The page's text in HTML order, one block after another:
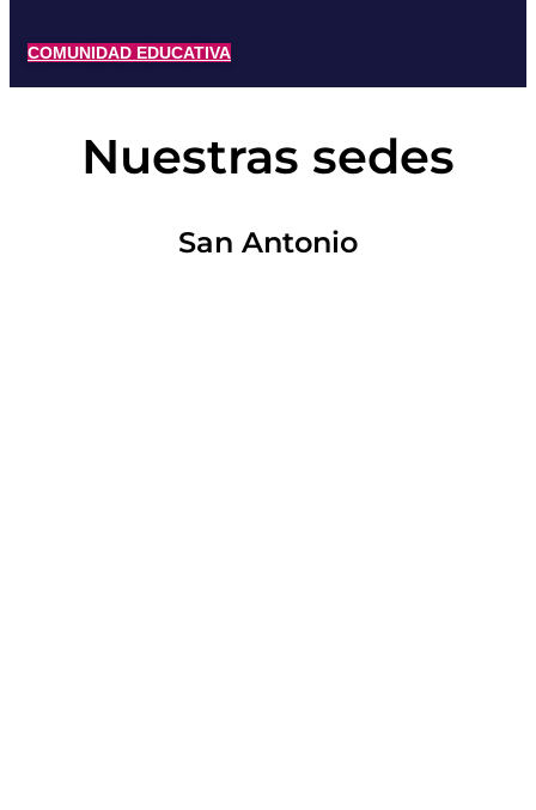
COMUNIDAD EDUCATIVA
Nuestras sedes
San Antonio